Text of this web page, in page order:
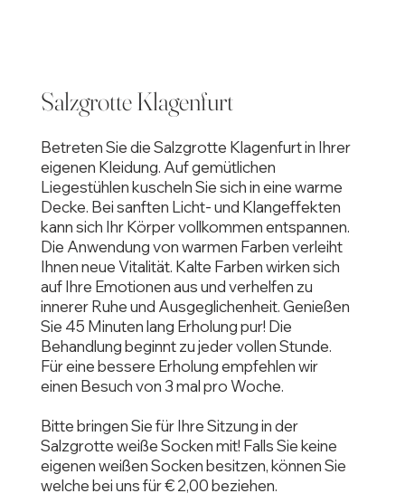
Salzgrotte Klagenfurt
Betreten Sie die Salzgrotte Klagenfurt in Ihrer
eigenen Kleidung. Auf gemütlichen
Liegestühlen kuscheln Sie sich in eine warme
Decke. Bei sanften Licht- und Klangeffekten
kann sich Ihr Körper vollkommen entspannen.
Die Anwendung von warmen Farben verleiht
Ihnen neue Vitalität. Kalte Farben wirken sich
auf Ihre Emotionen aus und verhelfen zu
innerer Ruhe und Ausgeglichenheit. Genießen
Sie 45 Minuten lang Erholung pur! Die
Behandlung beginnt zu jeder vollen Stunde.
Für eine bessere Erholung empfehlen wir
einen Besuch von 3 mal pro Woche.
Bitte bringen Sie für Ihre Sitzung in der
Salzgrotte weiße Socken mit! Falls Sie keine
eigenen weißen Socken besitzen, können Sie
welche bei uns für € 2,00 beziehen.